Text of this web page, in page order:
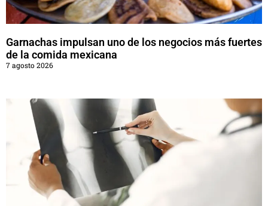
Garnachas impulsan uno de los negocios más fuertes
de la comida mexicana
7 agosto 2026